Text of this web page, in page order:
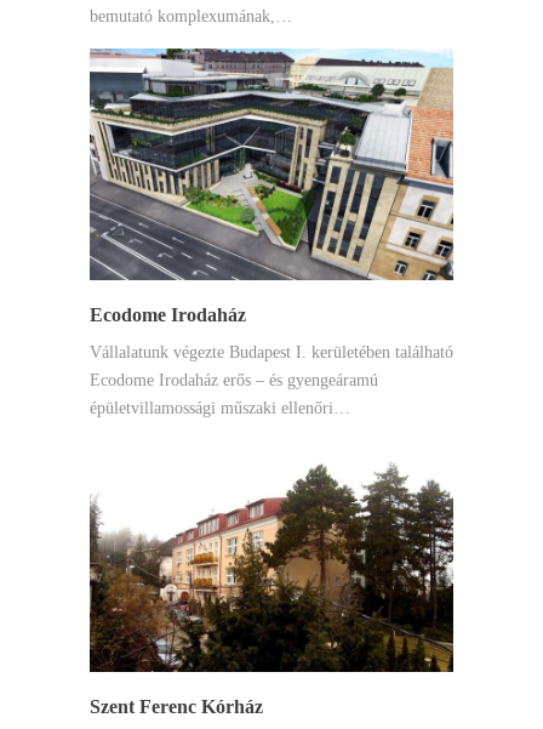
bemutató komplexumának,…
Ecodome Irodaház
Vállalatunk végezte Budapest I. kerületében található
Ecodome Irodaház erős – és gyengeáramú
épületvillamossági műszaki ellenőri…
Szent Ferenc Kórház